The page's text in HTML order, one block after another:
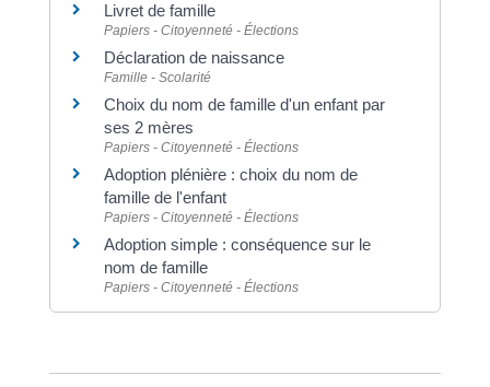
Livret de famille
Papiers - Citoyenneté - Élections
Déclaration de naissance
Famille - Scolarité
Choix du nom de famille d'un enfant par
ses 2 mères
Papiers - Citoyenneté - Élections
Adoption plénière : choix du nom de
famille de l'enfant
Papiers - Citoyenneté - Élections
Adoption simple : conséquence sur le
nom de famille
Papiers - Citoyenneté - Élections